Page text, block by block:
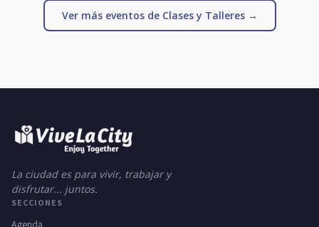
Ver más eventos de Clases y Talleres →
La ciudad es para vivir, trabajar y
disfrutar... juntos.
SECCIONES
Agenda